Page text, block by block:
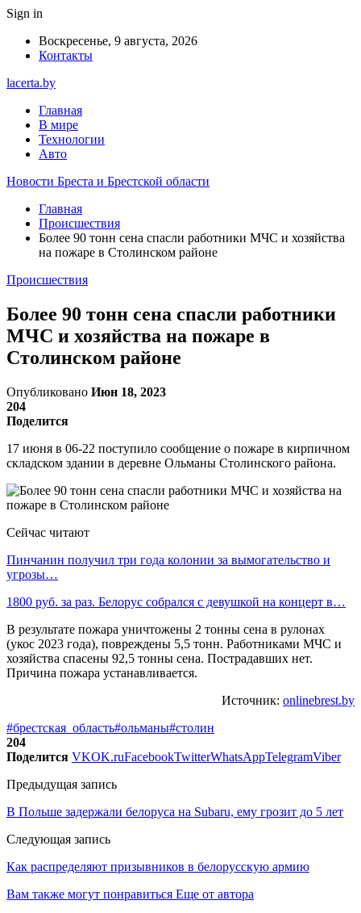
Sign in
Воскресенье, 9 августа, 2026
Контакты
lacerta.by
Главная
В мире
Технологии
Авто
Новости Бреста и Брестской области
Главная
Происшествия
Более 90 тонн сена спасли работники МЧС и хозяйства
на пожаре в Столинском районе
Происшествия
Более 90 тонн сена спасли работники
МЧС и хозяйства на пожаре в
Столинском районе
Опубликовано Июн 18, 2023
204
Поделится
17 июня в 06-22 поступило сообщение о пожаре в кирпичном
складском здании в деревне Ольманы Столинского района.
Сейчас читают
Пинчанин получил три года колонии за вымогательство и
угрозы…
1800 руб. за раз. Белорус собрался с девушкой на концерт в…
В результате пожара уничтожены 2 тонны сена в рулонах
(укос 2023 года), повреждены 5,5 тонн. Работниками МЧС и
хозяйства спасены 92,5 тонны сена. Пострадавших нет.
Причина пожара устанавливается.
Источник: onlinebrest.by
#брестская_область#ольманы#столин
204
Поделится VKOK.ruFacebookTwitterWhatsAppTelegramViber
Предыдущая запись
В Польше задержали белоруса на Subaru, ему грозит до 5 лет
Следующая запись
Как распределяют призывников в белорусскую армию
Вам также могут понравиться Еще от автора